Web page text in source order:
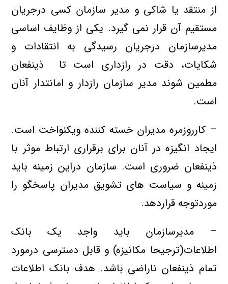
از منتقد یا شاکی و مدیر سازمان کسی درجریان
مستقیم آن قرار نمی گیرد. یکي از وظايف اساسي
مدیرسازمان درجریان رسيدگي به انتقادات و
شکایات، دقت در رازداری است تا ذینفعان
مطمین شوند مدیر سازمان رازدار و امانتدار آنان
است.
– کارروزمره مدیران خسته كننده ويكنواخت است.
ايجاد انگيزه در آنان براي برقراري ارتباط موثر با
ذینفعان ضروري است. سازمان دراين زمينه بايد
زمینه و سیاست های تشويق مدیران پاسخگو را
موردتوجه قراردهد.
– مدیرسازمان بايد واجد يك بانك
اطلاعات(ترجیحا مكانيزه) و قابل دسترسي درمورد
تمام ذینفعان ناراضي باشد. هدف بانك اطلاعات